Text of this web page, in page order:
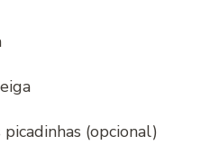
(opcional)